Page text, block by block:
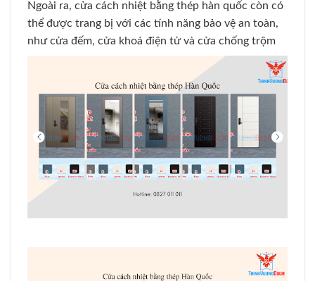
Ngoài ra, cửa cách nhiệt bằng thép hàn quốc còn có
thể được trang bị với các tính năng bảo vệ an toàn,
như cửa đếm, cửa khoá điện tử và cửa chống trộm